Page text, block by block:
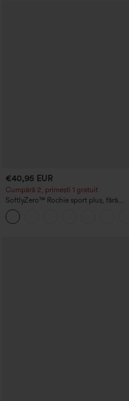
€40,95 EUR
Cumpără 2, primești 1 gratuit
SoftlyZero™ Rochie sport pluș, fără
spate — Ediția Easy Peezy